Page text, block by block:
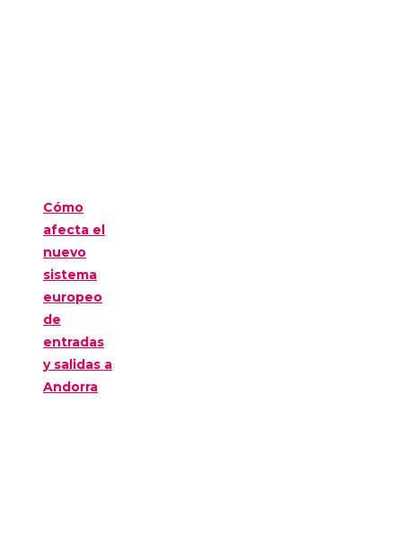
Cómo
afecta el
nuevo
sistema
europeo
de
entradas
y salidas a
Andorra